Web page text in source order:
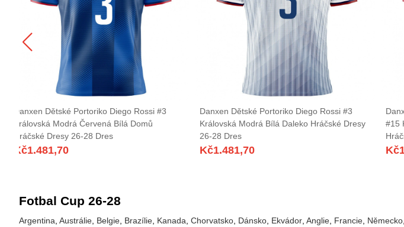
Danxen Dětské Portoriko Diego Rossi #3
Královská Modrá Červená Bílá Domů
Hráčské Dresy 26-28 Dres
Kč1.481,70
Danxen Dětské Portoriko Diego Rossi #3
Královská Modrá Bílá Daleko Hráčské Dresy
26-28 Dres
Kč1.481,70
#15
Kč
Fotbal Cup 26-28
Argentina Austrálie Belgie Brazílie Kanada Chorvatsko Dánsko Ekvádor Anglie Francie Německo